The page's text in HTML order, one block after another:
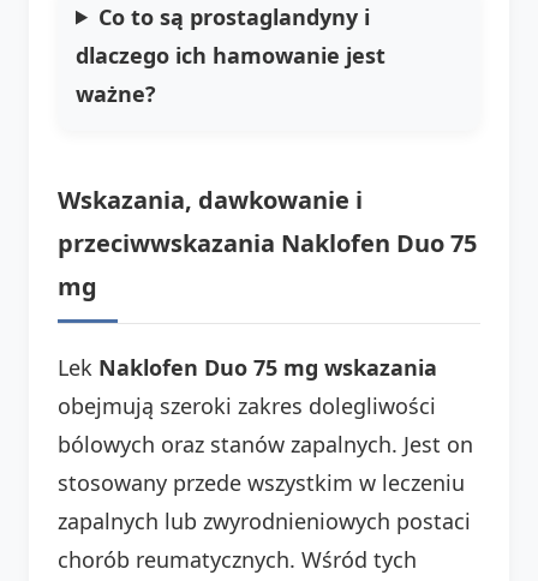
Co to są prostaglandyny i
dlaczego ich hamowanie jest
ważne?
Wskazania, dawkowanie i
przeciwwskazania Naklofen Duo 75
mg
Lek Naklofen Duo 75 mg wskazania
obejmują szeroki zakres dolegliwości
bólowych oraz stanów zapalnych. Jest on
stosowany przede wszystkim w leczeniu
zapalnych lub zwyrodnieniowych postaci
chorób reumatycznych. Wśród tych